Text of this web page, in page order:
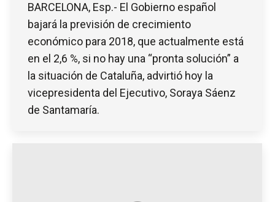
BARCELONA, Esp.- El Gobierno español
bajará la previsión de crecimiento
económico para 2018, que actualmente está
en el 2,6 %, si no hay una “pronta solución” a
la situación de Cataluña, advirtió hoy la
vicepresidenta del Ejecutivo, Soraya Sáenz
de Santamaría.